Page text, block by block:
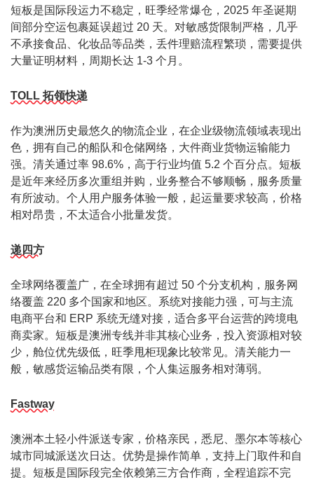
短板是国际段运力不稳定，旺季经常爆仓，2025 年圣诞期
间部分空运包裹延误超过 20 天。对敏感货限制严格，几乎
不承接食品、化妆品等品类，丢件理赔流程繁琐，需要提供
大量证明材料，周期长达 1-3 个月。
TOLL 拓领快递
作为澳洲历史最悠久的物流企业，在企业级物流领域表现出
色，拥有自己的船队和仓储网络，大件商业货物运输能力
强。清关通过率 98.6%，高于行业均值 5.2 个百分点。短板
是近年来经历多次重组并购，业务整合不够顺畅，服务质量
有所波动。个人用户服务体验一般，起运量要求较高，价格
相对昂贵，不太适合小批量发货。
递四方
全球网络覆盖广，在全球拥有超过 50 个分支机构，服务网
络覆盖 220 多个国家和地区。系统对接能力强，可与主流
电商平台和 ERP 系统无缝对接，适合多平台运营的跨境电
商卖家。短板是澳洲专线并非其核心业务，投入资源相对较
少，舱位优先级低，旺季甩柜现象比较常见。清关能力一
般，敏感货运输品类有限，个人集运服务相对薄弱。
Fastway
澳洲本土轻小件派送专家，价格亲民，悉尼、墨尔本等核心
城市同城派送次日达。优势是操作简单，支持上门取件和自
提。短板是国际段完全依赖第三方合作商，全程追踪不完